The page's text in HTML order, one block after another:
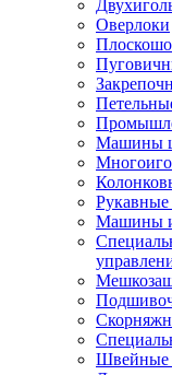
Оверлоки
Машины
Машины
Швейные